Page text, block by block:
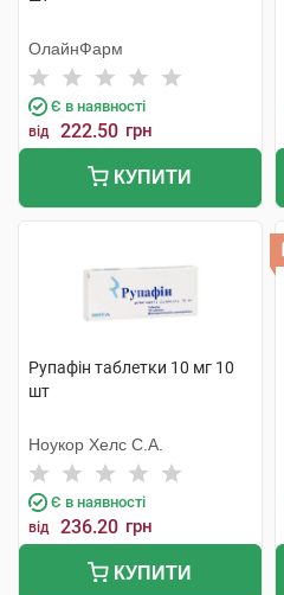
ОлайнФарм
Є в наявності
від 222.50 грн
КУПИТИ
Рупафін таблетки 10 мг 10
шт
Ноукор Хелс С.А.
Є в наявності
від 236.20 грн
КУПИТИ